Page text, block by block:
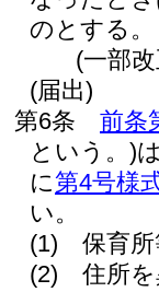
のとする。
(一部
(届出)
第6条
前条
という。)
に第4号様
い。
(1)
保育
(2)
住所